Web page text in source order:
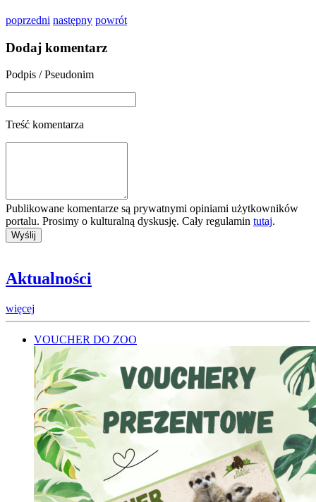
poprzedni następny powrót
Dodaj komentarz
Podpis / Pseudonim
Treść komentarza
Publikowane komentarze są prywatnymi opiniami użytkowników
portalu. Prosimy o kulturalną dyskusję. Cały regulamin tutaj.
Aktualności
więcej
VOUCHER DO ZOO